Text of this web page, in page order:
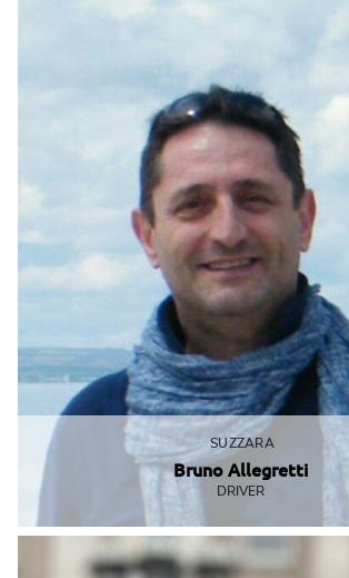
SUZZARA
Bruno Allegretti
DRIVER
Scappa su due ruote appena può!